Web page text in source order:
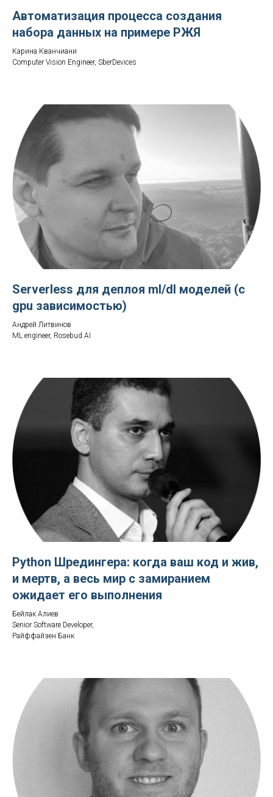
Автоматизация процесса создания
набора данных на примере РЖЯ
Карина Кванчиани
Computer Vision Engineer, SberDevices
Serverless для деплоя ml/dl моделей (с
gpu зависимостью)
Андрей Литвинов
ML engineer, Rosebud AI
Python Шредингера: когда ваш код и жив,
и мертв, а весь мир с замиранием
ожидает его выполнения
Бейлак Алиев
Senior Software Developer,
Райффайзен Банк